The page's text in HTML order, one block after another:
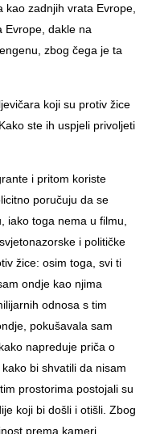
kao zadnjih vrata Evrope,
Evrope, dakle na
zbog čega je ta
koji su protiv žice
ste ih uspjeli privoljeti
i pritom koriste
poručuju da se
iako toga nema u filmu,
i političke
žice: osim toga, svi ti
ondje kao njima
odnosa s tim
pokušavala sam
napreduje priča o
bi shvatili da nisam
prostorima postojali su
koji bi došli i otišli. Zbog
prema kameri,